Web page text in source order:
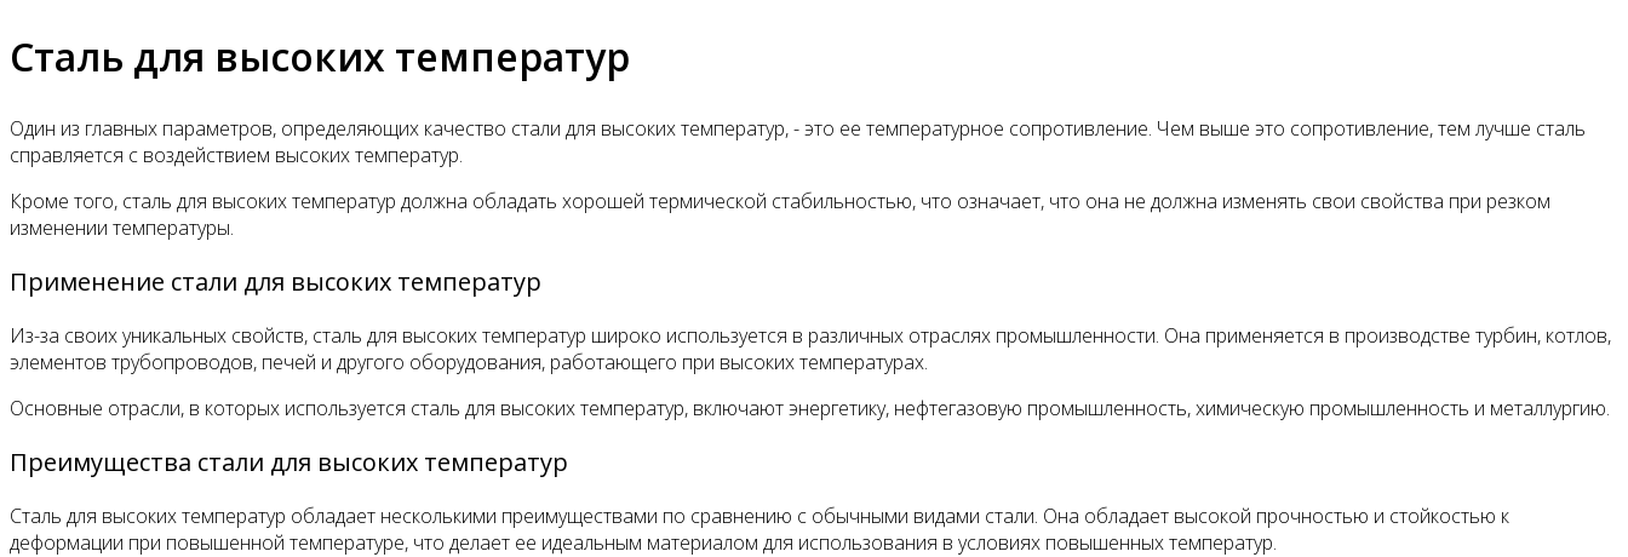
Сталь для высоких температур
Один из главных параметров, определяющих качество стали для высоких температур, - это ее температурное сопротивление. Чем выше это сопротивление, тем лучше сталь
справляется с воздействием высоких температур.
Кроме того, сталь для высоких температур должна обладать хорошей термической стабильностью, что означает, что она не должна изменять свои свойства при резком
изменении температуры.
Применение стали для высоких температур
Из-за своих уникальных свойств, сталь для высоких температур широко используется в различных отраслях промышленности. Она применяется в производстве турбин, котлов,
элементов трубопроводов, печей и другого оборудования, работающего при высоких температурах.
Основные отрасли, в которых используется сталь для высоких температур, включают энергетику, нефтегазовую промышленность, химическую промышленность и металлургию.
Преимущества стали для высоких температур
Сталь для высоких температур обладает несколькими преимуществами по сравнению с обычными видами стали. Она обладает высокой прочностью и стойкостью к
деформации при повышенной температуре, что делает ее идеальным материалом для использования в условиях повышенных температур.